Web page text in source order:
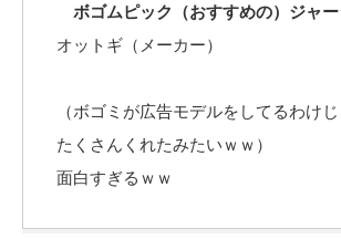
ボゴムピック（おすすめの）ジャ
オットギ（メーカー）
（ボゴミが広告モデルをしてるわけ
たくさんくれたみたいｗｗ）
面白すぎるｗｗ